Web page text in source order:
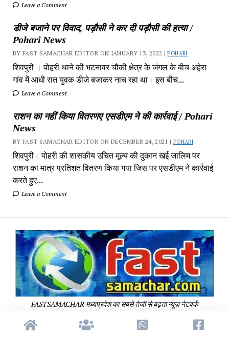
Leave a Comment
डीजे बजाने पर विवाद, पड़ौसी ने कर दी पड़ौसी की हत्या /
Pohari News
BY FAST SAMACHAR EDITOR ON JANUARY 13, 2022 |POHARI
शिवपुरी‎ । पोहरी थाने की भटनावर चौकी क्षेत्र‎ के जंगल के बीच अहेरा
गांव में‎ आधी रात युवक डीजे बजाकर‎ नाच रहा था। इस बीच...
Leave a Comment
राशन का नहीं किया वितरणए एसडीएम ने की कार्रवाई / Pohari
News
BY FAST SAMACHAR EDITOR ON DECEMBER 24, 2021 | POHARI
शिवपुरी। पोहरी की शासकीय उचित मूल्य की दुकान खई जालिम पर
राशन का मात्र प्रतिशत वितरण किया गया जिस पर एसडीएम ने कार्रवाई
करते हुए...
Leave a Comment
-
FASTSAMACHAR मध्यप्रदेश का सबसे तेजी से बढ़ता न्यूज़ नेटवर्क